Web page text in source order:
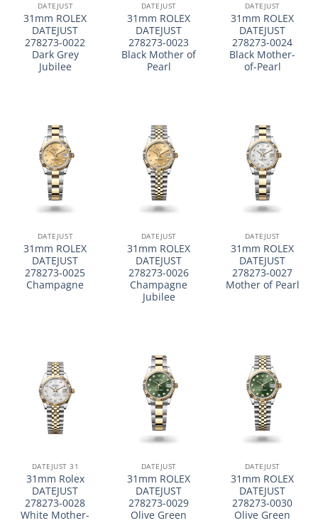
DATEJUST
31mm ROLEX
DATEJUST
278273-0022
Dark Grey
Jubilee
DATEJUST
31mm ROLEX
DATEJUST
278273-0023
Black Mother of
Pearl
DATEJUST
31mm ROLEX
DATEJUST
278273-0024
Black Mother-
of-Pearl
DATEJUST
31mm ROLEX
DATEJUST
278273-0025
Champagne
DATEJUST
31mm ROLEX
DATEJUST
278273-0026
Champagne
Jubilee
DATEJUST
31mm ROLEX
DATEJUST
278273-0027
Mother of Pearl
DATEJUST 31
31mm Rolex
DATEJUST
278273-0028
White Mother-
DATEJUST
31mm ROLEX
DATEJUST
278273-0029
Olive Green
DATEJUST
31mm ROLEX
DATEJUST
278273-0030
Olive Green